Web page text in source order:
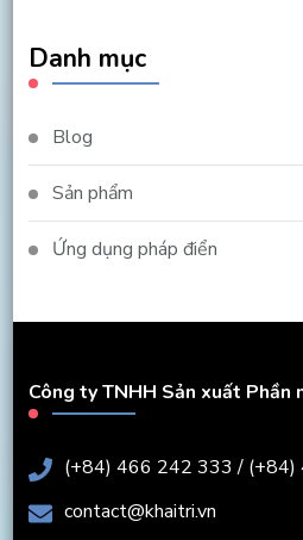
Danh mục
Blog
Sản phẩm
Ứng dụng pháp điển
Công ty TNHH Sản xuất Phần
(+84) 466 242 333 /
contact@khaitri.vn